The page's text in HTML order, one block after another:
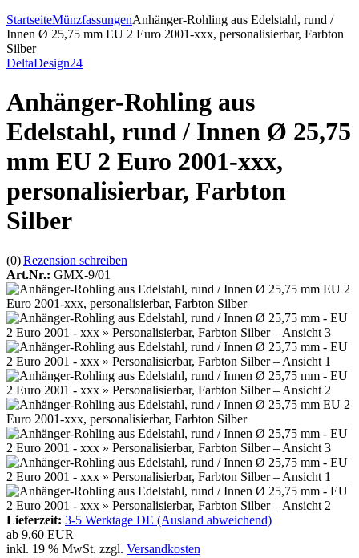
StartseiteMünzfassungenAnhänger-Rohling aus Edelstahl, rund /
Innen Ø 25,75 mm EU 2 Euro 2001-xxx, personalisierbar, Farbton
Silber
DeltaDesign24
Anhänger-Rohling aus
Edelstahl, rund / Innen Ø 25,75
mm EU 2 Euro 2001-xxx,
personalisierbar, Farbton
Silber
(0)|Rezension schreiben
Art.Nr.: GMX-9/01
Lieferzeit: 3-5 Werktage DE (Ausland abweichend)
ab 9,60 EUR
inkl. 19 % MwSt. zzgl. Versandkosten